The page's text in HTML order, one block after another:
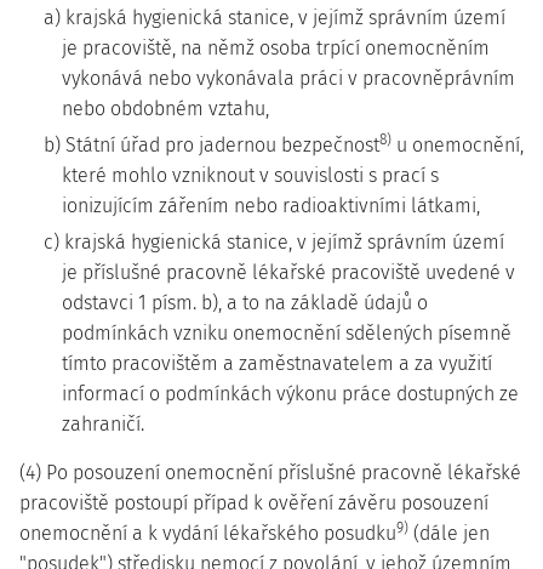
a) krajská hygienická stanice, v jejímž správním území
je pracoviště, na němž osoba trpící onemocněním
vykonává nebo vykonávala práci v pracovněprávním
nebo obdobném vztahu,
b) Státní úřad pro jadernou bezpečnost8) u onemocnění,
které mohlo vzniknout v souvislosti s prací s
ionizujícím zářením nebo radioaktivními látkami,
c) krajská hygienická stanice, v jejímž správním území
je příslušné pracovně lékařské pracoviště uvedené v
odstavci 1 písm. b), a to na základě údajů o
podmínkách vzniku onemocnění sdělených písemně
tímto pracovištěm a zaměstnavatelem a za využití
informací o podmínkách výkonu práce dostupných ze
zahraničí.
(4) Po posouzení onemocnění příslušné pracovně lékařské
pracoviště postoupí případ k ověření závěru posouzení
onemocnění a k vydání lékařského posudku9) (dále jen
"posudek") středisku nemocí z povolání, v jehož územním